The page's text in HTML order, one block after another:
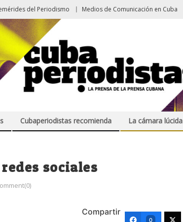
del Periodismo Medios de Comunicación en Cuba
Cubaperiodistas recomienda La cámara lúcida
sociales
Compartir
0